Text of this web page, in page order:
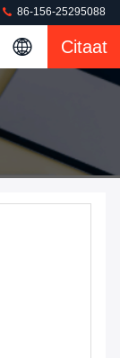
86-156-25295088
Citaat